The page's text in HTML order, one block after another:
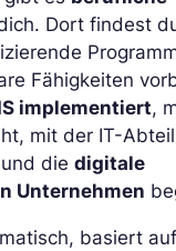
Dort findest
Fähigkeiten
implementiert,
mit der IT-
die digitale
Unternehmen
basiert